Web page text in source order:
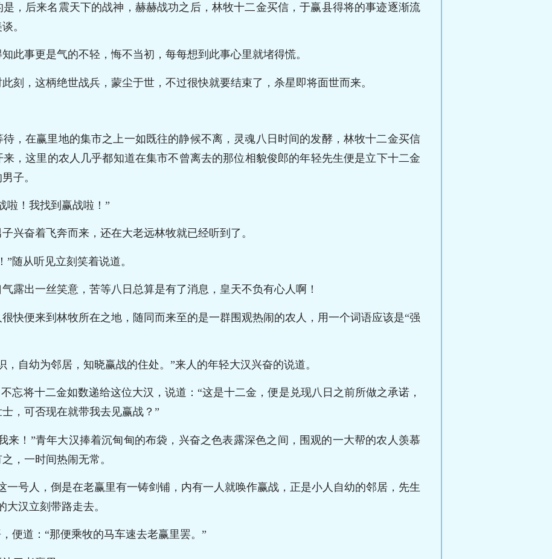
是，后来名震天下的战神，赫赫战功之后，林牧十二金买信，于赢县得将的事迹逐渐流
。
此事更是气的不轻，悔不当初，每每想到此事心里就堵得慌。
刻，这柄绝世战兵，蒙尘于世，不过很快就要结束了，杀星即将面世而来。
，在赢里地的集市之上一如既往的静候不离，灵魂八日时间的发酵，林牧十二金买信
，这里的农人几乎都知道在集市不曾离去的那位相貌俊郎的年轻先生便是立下十二金
子。
啦！我找到赢战啦！”
兴奋着飞奔而来，还在大老远林牧就已经听到了。
”随从听见立刻笑着说道。
露出一丝笑意，苦等八日总算是有了消息，皇天不负有心人啊！
快便来到林牧所在之地，随同而来至的是一群围观热闹的农人，用一个词语应该是“强
，自幼为邻居，知晓赢战的住处。”来人的年轻大汉兴奋的说道。
忘将十二金如数递给这位大汉，说道：“这是十二金，便是兑现八日之前所做之承诺，
，可否现在就带我去见赢战？”
来！”青年大汉捧着沉甸甸的布袋，兴奋之色表露深色之间，围观的一大帮的农人羡慕
，一时间热闹无常。
一号人，倒是在老赢里有一铸剑铺，内有一人就唤作赢战，正是小人自幼的邻居，先生
大汉立刻带路走去。
便道：“那便乘牧的马车速去老赢里罢。”